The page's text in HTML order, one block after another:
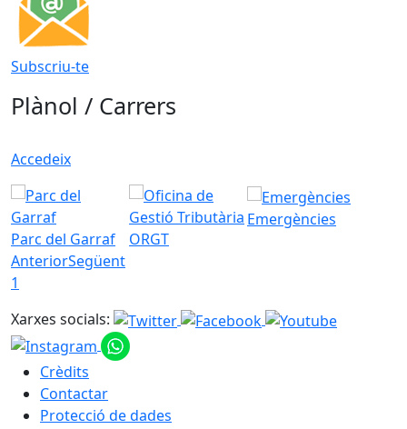
Subscriu-te
Plànol / Carrers
Accedeix
Parc del Garraf ORGT
Emergències
AnteriorSegüent
1
Xarxes socials:
Crèdits
Contactar
Protecció de dades